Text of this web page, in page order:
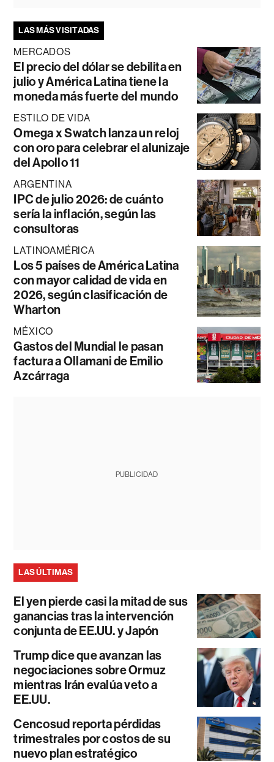
LAS MÁS VISITADAS
MERCADOS
El precio del dólar se debilita en
julio y América Latina tiene la
moneda más fuerte del mundo
ESTILO DE VIDA
Omega x Swatch lanza un reloj
con oro para celebrar el alunizaje
del Apollo 11
ARGENTINA
IPC de julio 2026: de cuánto
sería la inflación, según las
consultoras
LATINOAMÉRICA
Los 5 países de América Latina
con mayor calidad de vida en
2026, según clasificación de
Wharton
MÉXICO
Gastos del Mundial le pasan
factura a Ollamani de Emilio
Azcárraga
PUBLICIDAD
LAS ÚLTIMAS
El yen pierde casi la mitad de sus
ganancias tras la intervención
conjunta de EE.UU. y Japón
Trump dice que avanzan las
negociaciones sobre Ormuz
mientras Irán evalúa veto a
EE.UU.
Cencosud reporta pérdidas
trimestrales por costos de su
nuevo plan estratégico